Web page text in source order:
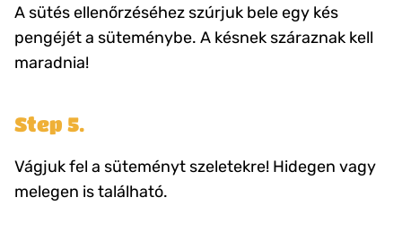
A sütés ellenőrzéséhez szúrjuk bele egy kés
pengéjét a süteménybe. A késnek száraznak kell
maradnia!
Step 5.
Vágjuk fel a süteményt szeletekre! Hidegen vagy
melegen is található.